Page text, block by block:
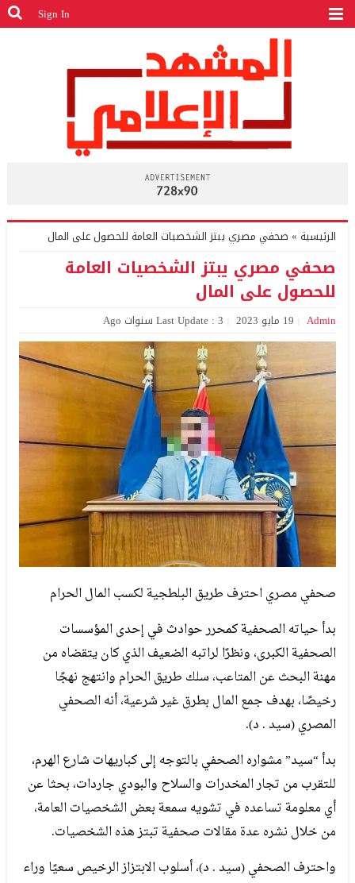
Sign In
الرئيسية » صحفي مصري يبتز الشخصيات العامة للحصول على المال
صحفي مصري يبتز الشخصيات العامة
للحصول على المال
Admin 19 مايو 2023 Last Update : 3 سنوات Ago
صحفي مصري احترف طريق البلطجية لكسب المال الحرام
بدأ حياته الصحفية كمحرر حوادث في إحدى المؤسسات
الصحفية الكبرى، ونظرًا لراتبه الضعيف الذي كان يتقضاه من
مهنة البحث عن المتاعب، سلك طريق الحرام وانتهج نهجًا
رخيصًا، بهدف جمع المال بطرق غير شرعية، أنه الصحفي
المصري (سيد . د).
بدأ “سيد” مشواره الصحفي بالتوجه إلى كباريهات شارع الهرم،
للتقرب من تجار المخدرات والسلاح والبودي جاردات، بحثا عن
أي معلومة تساعده في تشويه سمعة بعض الشخصيات العامة،
من خلال نشره عدة مقالات صحفية تبتز هذه الشخصيات.
واحترف الصحفي (سيد . د)، أسلوب الابتزاز الرخيص سعيًا وراء